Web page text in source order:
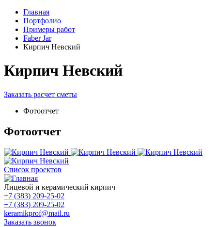
Главная
Портфолио
Примеры работ
Faber Jar
Кирпич Невский
Кирпич Невский
Заказать расчет сметы
Фотоотчет
Фотоотчет
Список проектов
Лицевой и керамический кирпич
+7 (383) 209-25-02
+7 (383) 209-25-02
keramikprof@mail.ru
Заказать звонок